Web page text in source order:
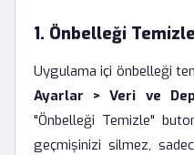
1. Önbelleği
Uygulama içi önbelleği
Ayarlar > Veri ve
"Önbelleği Temizle"
geçmişinizi silmez,